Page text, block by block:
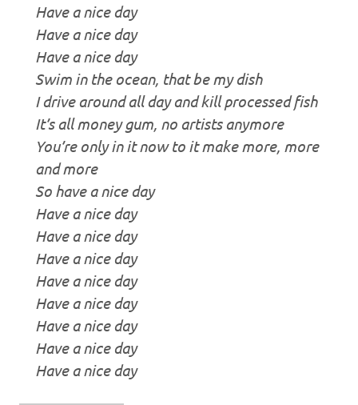
Have a nice day
Have a nice day
Have a nice day
Swim in the ocean, that be my dish
I drive around all day and kill processed fish
It’s all money gum, no artists anymore
You’re only in it now to it make more, more
and more
So have a nice day
Have a nice day
Have a nice day
Have a nice day
Have a nice day
Have a nice day
Have a nice day
Have a nice day
Have a nice day